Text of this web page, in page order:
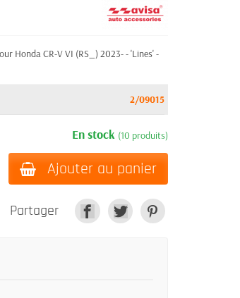
Honda CR-V VI (RS_) 2023- - 'Lines' -
2/09015
En stock (10 produits)
Ajouter au panier
Partager